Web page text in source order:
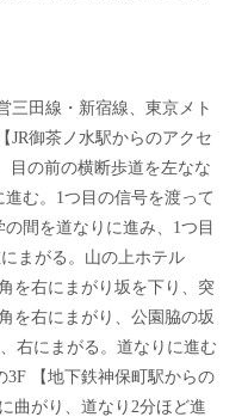
三田線・新宿線、東京メト
JR御茶ノ水駅からのアクセ
目の前の横断歩道を左なな
む。1つ目の信号を渡って
間を道なりに進み、1つ目
まがる。山の上ホテル
を右にまがり坂を下り、突
を右にまがり、公園脇の坂
右にまがる。道なりに進む
3F 【地下鉄神保町駅からの
曲がり、道なり2分ほど進